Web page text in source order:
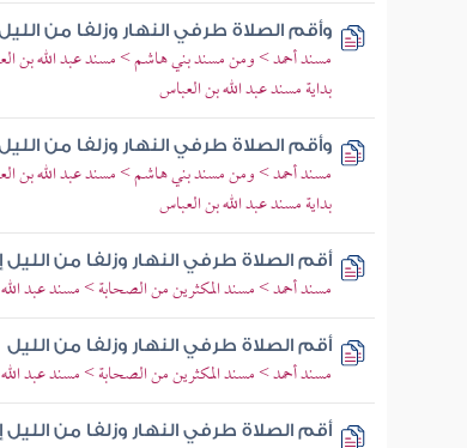
وأقم الصلاة طرفي النهار وزلفا من
مسند أحمد > ومن مسند بني هاشم > مسند عبد الله بن
بداية مسند عبد الله بن العباس
وأقم الصلاة طرفي النهار وزلفا من
مسند أحمد > ومن مسند بني هاشم > مسند عبد الله بن
بداية مسند عبد الله بن العباس
أقم الصلاة طرفي النهار وزلفا من
مسند أحمد > مسند المكثرين من الصحابة > مسند عبد
أقم الصلاة طرفي النهار وزلفا من الليل
مسند أحمد > مسند المكثرين من الصحابة > مسند عبد
أقم الصلاة طرفي النهار وزلفا من